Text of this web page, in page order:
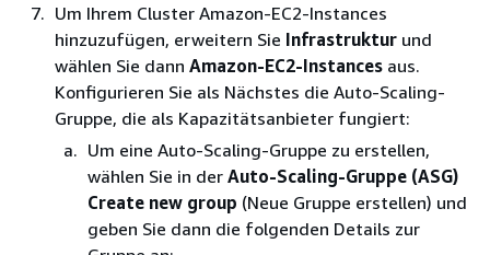
Um Ihrem Cluster Amazon-EC2-Instances
hinzuzufügen, erweitern Sie Infrastruktur und
wählen Sie dann Amazon-EC2-Instances aus.
Konfigurieren Sie als Nächstes die Auto-Scaling-
Gruppe, die als Kapazitätsanbieter fungiert:
Um eine Auto-Scaling-Gruppe zu erstellen,
wählen Sie in der Auto-Scaling-Gruppe (ASG)
Create new group (Neue Gruppe erstellen) und
geben Sie dann die folgenden Details zur